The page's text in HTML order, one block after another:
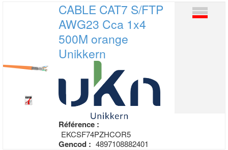
CABLE CAT7 S/FTP
AWG23 Cca 1x4
500M orange
Unikkern
Référence :
EKCSF74PZHCOR5
Gencod : 4897108882401